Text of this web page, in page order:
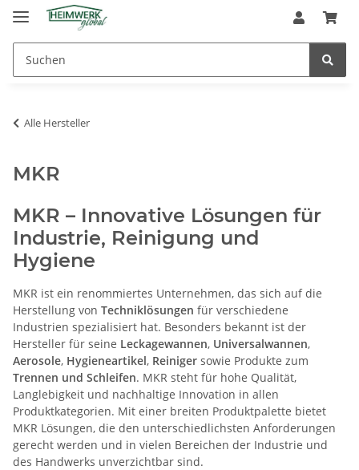
Alle Hersteller
MKR
MKR – Innovative Lösungen für
Industrie, Reinigung und
Hygiene
MKR ist ein renommiertes Unternehmen, das sich auf die
Herstellung von Techniklösungen für verschiedene
Industrien spezialisiert hat. Besonders bekannt ist der
Hersteller für seine Leckagewannen, Universalwannen,
Aerosole, Hygieneartikel, Reiniger sowie Produkte zum
Trennen und Schleifen. MKR steht für hohe Qualität,
Langlebigkeit und nachhaltige Innovation in allen
Produktkategorien. Mit einer breiten Produktpalette bietet
MKR Lösungen, die den unterschiedlichsten Anforderungen
gerecht werden und in vielen Bereichen der Industrie und
des Handwerks unverzichtbar sind.